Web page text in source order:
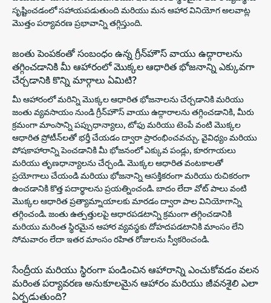
సృష్టించడంలో సహాయపడుతుంది మరియు మన ఆహార వినియోగ అలవాట్ల
మొత్తం పర్యావరణ ప్రభావాన్ని తగ్గిస్తుంది.
జంతు పెంపకంతో సంబంధం ఉన్న గ్రీన్‌హౌస్ వాయు ఉద్గారాలను
తగ్గించడానికి మీ ఆహారంలో మొక్కల ఆధారిత భోజనాన్ని ఎక్కువగా
చేర్చడానికి కొన్ని మార్గాలు ఏమిటి?
మీ ఆహారంలో మరిన్ని మొక్కల ఆధారిత భోజనాలను చేర్చడానికి మరియు
జంతు వ్యవసాయం నుండి గ్రీన్‌హౌస్ వాయు ఉద్గారాలను తగ్గించడానికి, మీరు
క్రమంగా మాంసాన్ని పప్పుధాన్యాలు, టోఫు మరియు టెంపే వంటి మొక్కల
ఆధారిత ప్రోటీన్‌లతో భర్తీ చేయడం ద్వారా ప్రారంభించవచ్చు. వైవిధ్యం మరియు
పోషకాహారాన్ని పెంచడానికి మీ భోజనంలో ఎక్కువ పండ్లు, కూరగాయలు
మరియు తృణధాన్యాలను చేర్చండి. మొక్కల ఆధారిత వంటకాలతో
ప్రయోగాలు చేయండి మరియు భోజనాన్ని ఆసక్తికరంగా మరియు రుచికరంగా
ఉంచడానికి కొత్త పదార్థాలను ప్రయత్నించండి. బాదం లేదా వోట్ పాలు వంటి
మొక్కల ఆధారిత ప్రత్యామ్నాయాలకు మారడం ద్వారా పాల వినియోగాన్ని
తగ్గించండి. జంతు ఉత్పత్తులపై ఆధారపడటాన్ని క్రమంగా తగ్గించడానికి
మరియు మరింత స్థిరమైన ఆహార వ్యవస్థకు దోహదపడటానికి మాంసం లేని
సోమవారం లేదా ఇతర మాంసం రహిత రోజులను స్వీకరించండి.
సేంద్రీయ మరియు స్థిరంగా పండించిన ఆహారాన్ని ఎంచుకోవడం వలన
మరింత పర్యావరణ అనుకూలమైన ఆహారం మరియు జీవనశైలి ఎలా
ఏర్పడుతుంది?